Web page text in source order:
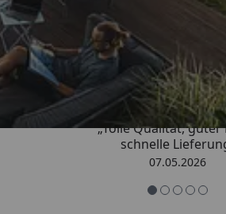
Trusted Shops
4,67/ 5
„Tolle Qualität, guter
schnelle
07.05.2026